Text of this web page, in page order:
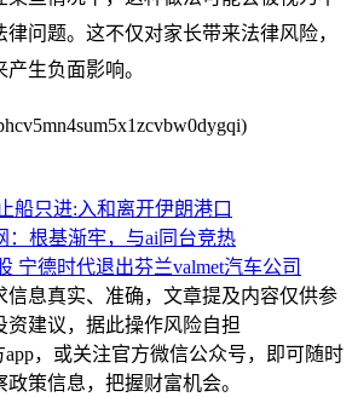
问题。这不仅对家长带来法律风险，
生负面影响。
船只进:入和离开伊朗港口
：根基渐牢，与ai同台竞热
宁德时代退出芬兰valmet汽车公司
信息真实、准确，文章提及内容仅供参
资建议，据此操作风险自担
，或关注官方微信公众号，即可随时
策信息，把握财富机会。